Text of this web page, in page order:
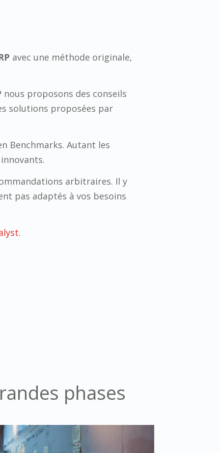
avec une méthode originale,
nous proposons des conseils
solutions proposées par
Benchmarks. Autant les
arbitraires. Il y
pas adaptés à vos besoins
.
phases